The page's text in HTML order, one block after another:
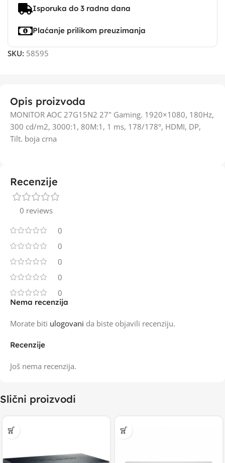
Isporuka do 3 radna dana
Plaćanje prilikom preuzimanja
SKU: 58595
Opis proizvoda
MONITOR AOC 27G15N2 27" Gaming. 1920×1080, 180Hz,
300 cd/m2, 3000:1, 80M:1, 1 ms, 178/178°, HDMI, DP,
Tilt. boja crna
Recenzije
0 reviews
0
0
0
0
0
Recenzije
Još nema recenzija.
Nema recenzija
Morate biti ulogovani da biste objavili recenziju.
Slični proizvodi